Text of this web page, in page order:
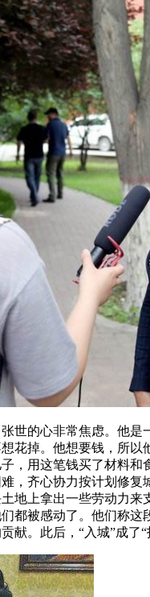
世的心非常焦虑。他
花掉。他想要钱，所
，用这笔钱买了材料
，齐心协力按计划修
地上拿出一些劳动力
都被感动了。他们称
。此后，“入城”成了“